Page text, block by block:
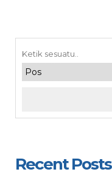
Recent Posts